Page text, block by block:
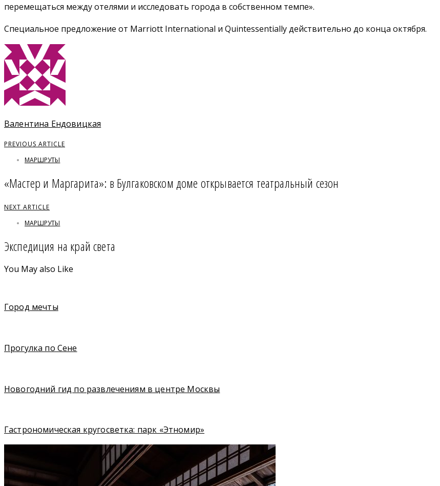
перемещаться между отелями и исследовать города в собственном темпе».
Специальное предложение от Marriott International и Quintessentially действительно до конца октября.
Валентина Ендовицкая
PREVIOUS ARTICLE
МАРШРУТЫ
«Мастер и Маргарита»: в Булгаковском доме открывается театральный сезон
NEXT ARTICLE
МАРШРУТЫ
Экспедиция на край света
You May also Like
Город мечты
Прогулка по Сене
Новогодний гид по развлечениям в центре Москвы
Гастрономическая кругосветка: парк «Этномир»